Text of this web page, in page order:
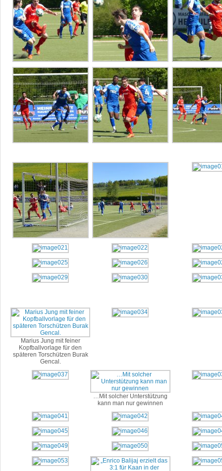
Marius Jung mit feiner
Kopfballvorlage für den
späteren Torschützen Burak
Gencal.
…Mit solcher Unterstützung
kann man nur gewinnen